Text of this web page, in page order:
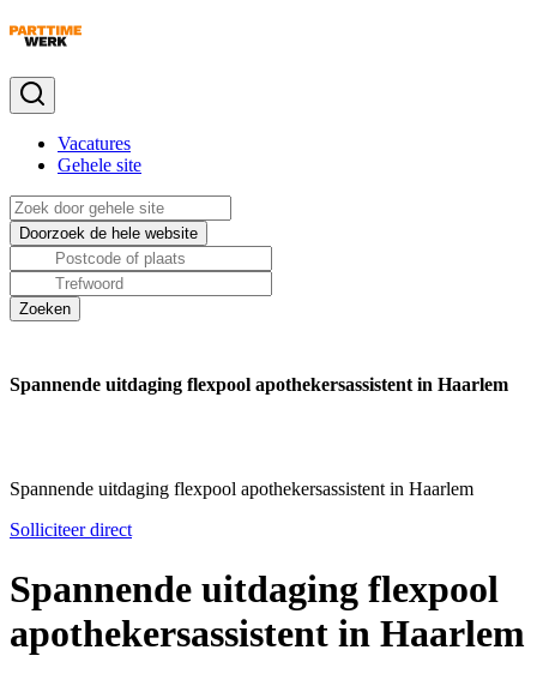
Vacatures
Gehele site
Spannende uitdaging flexpool apothekersassistent in Haarlem
Spannende uitdaging flexpool apothekersassistent in Haarlem
Solliciteer direct
Spannende uitdaging flexpool
apothekersassistent in Haarlem